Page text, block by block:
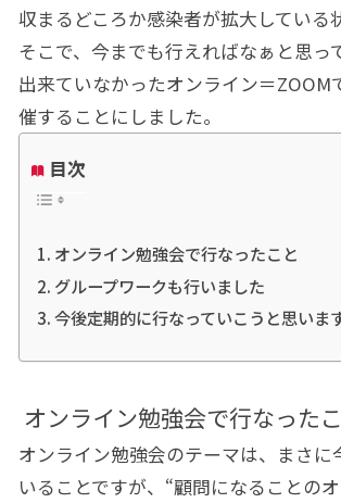
収まるどころか感染者が拡大している
そこで、今までも行えればなぁと思っ
出来ていなかったオンライン＝ZOOM
催することにしました。
目次
オンライン勉強会で行なったこと
グループワークも行いました
今後定期的に行なっていこうと思いま
オンライン勉強会で行なった
オンライン勉強会のテーマは、まさに
いることですが、“顧問になることの